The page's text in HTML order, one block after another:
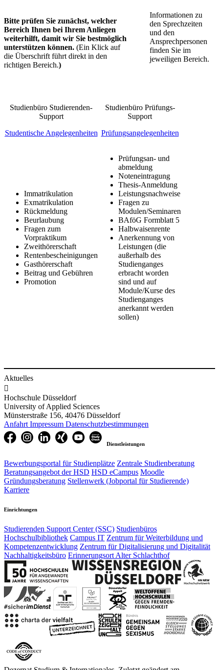
Bitte prüfen Sie zunächst, welcher
Bereich Ihnen bei Ihrem Anliegen
weiterhilft, damit wir Sie bestmöglich
unterstützen können. (Ein Klick auf
die Überschrift führt direkt in den
richtigen Bereich.)
​Studienbüro Studierenden-
Support
Studentische Ang​elegenheiten​
​Studienbüro Prüfungs-
Support
Prüfungsangelegenheiten
​Immatrikulation
Exmatrikulation
Rückmeldung
Beurlaubung
Fragen zum
Vorpraktikum
Zweithörerschaft
Rentenbescheinigungen​
Gasthörerschaft
Beitrag und Gebühren
Promotion
​Prüfungsan- und
abmeldung
Noteneintragung
Thesis-Anmeldung
Leistungsnachweise
Fragen zu
Modulen/Seminaren
BAföG Formblatt 5
Halbwaisenrente
Anerkennung von
Leistungen (die
außerhalb des
Studienganges
erbracht worden
sind und auf
Module/Kurse des
Studienganges
anerkannt werden
sollen)​
Informationen zu
den Sprechzeiten
und den
Ansprechpersonen
finden Sie im
jeweiligen Bereich.
Aktuelles

Hochschule Düsseldorf
University of Applied Sciences
Münsterstraße 156, 40476 Düsseldorf
Anfahrt Impressum Datenschutzbestimmungen
Dienstleistungen
Bewerbungsportal für Studienplätze Zentrale Studienberatung
Beratungsangebot der HSD HSD eCampus Moodle
Gründungsberatung Stellenwerk (Jobportal für Studierende)
Karriere
Einrichtungen
Studierenden Support Center (SSC) Studienbüros
Hochschulbibliothek Campus IT Zentrum für Weiterbildung und
Kompetenzentwicklung Zentrum für Digitalisierung und Digitalität
Nachhaltigkeitsbüro Erinnerungsort Alter Schlachthof